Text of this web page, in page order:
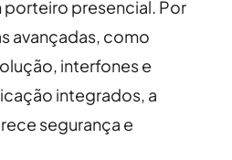
presencial. Por
avançadas, como
interfones e
integrados, a
segurança e